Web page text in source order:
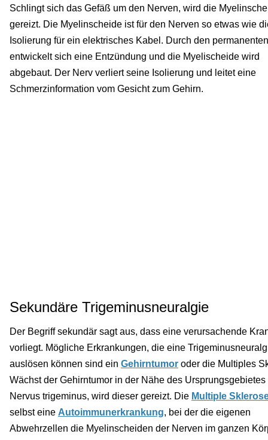
Schlingt sich das Gefäß um den Nerven, wird die
gereizt. Die Myelinscheide ist für den Nerven so etwas wie
Isolierung für ein elektrisches Kabel. Durch den
entwickelt sich eine Entzündung und die Myelischeide wird
abgebaut. Der Nerv verliert seine Isolierung und leitet eine
Schmerzinformation vom Gesicht zum Gehirn.
Sekundäre Trigeminusneuralgie
Der Begriff sekundär sagt aus, dass eine verursachende
vorliegt. Mögliche Erkrankungen, die eine
auslösen können sind ein Gehirntumor oder die Multiples
Wächst der Gehirntumor in der Nähe des Ursprungsgebietes
Nervus trigeminus, wird dieser gereizt. Die Multiple
selbst eine Autoimmunerkrankung, bei der die eigenen
Abwehrzellen die Myelinscheiden der Nerven im ganzen